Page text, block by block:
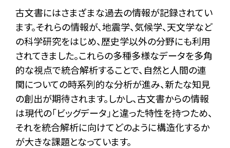
古文書にはさまざまな過去の情報が記録されてい
ます。それらの情報が、地震学、気候学、天文学など
の科学研究をはじめ、歴史学以外の分野にも利用
されてきました。これらの多種多様なデータを多角
的な視点で統合解析することで、自然と人間の連
関についての時系列的な分析が進み、新たな知見
の創出が期待されます。しかし、古文書からの情報
は現代の「ビッグデータ」と違った特性を持つため、
それを統合解析に向けてどのように構造化するか
が大きな課題となっています。